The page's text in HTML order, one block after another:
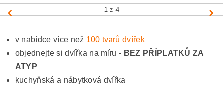
1 z 4
v nabídce více než 100 tvarů dvířek
objednejte si dvířka na míru - BEZ PŘÍPLATKŮ ZA
ATYP
kuchyňská a nábytková dvířka